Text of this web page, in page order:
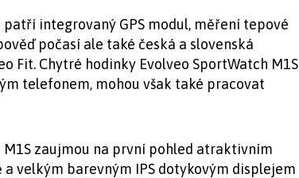
integrovaný GPS modul, měření tepové
počasí ale také česká a slovenská
Fit. Chytré hodinky Evolveo SportWatch M1S
telefonem, mohou však také pracovat
zaujmou na první pohled atraktivním
velkým barevným IPS dotykovým displejem